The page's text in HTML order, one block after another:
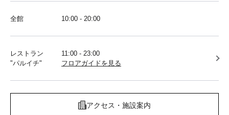
全館 10:00 - 20:00
レストラン
"パルイチ"
11:00 - 23:00
フロアガイドを見る
アクセス・施設案内